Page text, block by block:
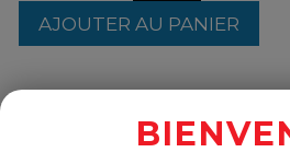
Boss
-
EDT
75ml
AJOUTER AU PANIER
RETOUR AUX PRODUITS